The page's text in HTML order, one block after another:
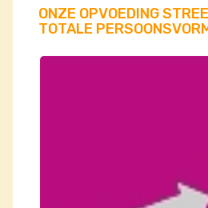
ONZE OPVOEDING
TOTALE